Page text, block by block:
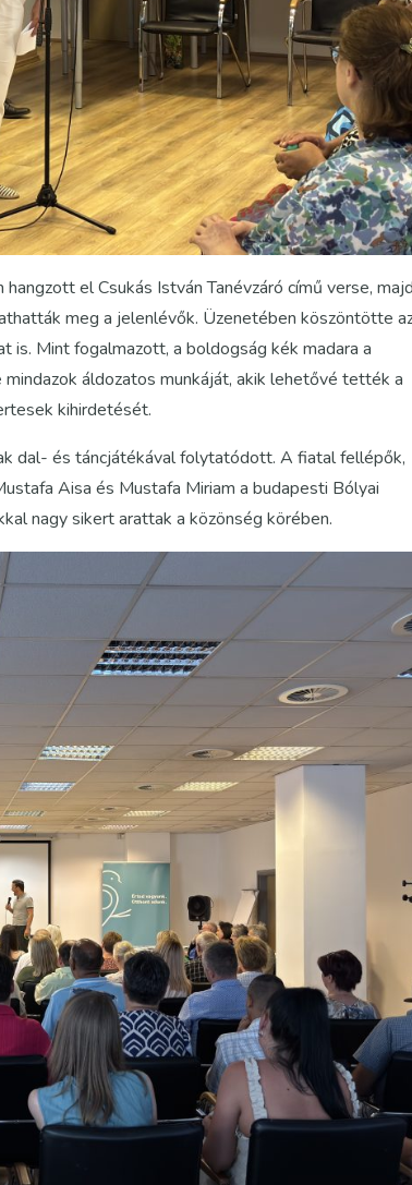
el Csukás István Tanévzáró című verse,
meg a jelenlévők. Üzenetében köszöntötte
is. Mint fogalmazott, a boldogság kék madara a
áldozatos munkáját, akik lehetővé tették a
kihirdetését.
dal- és táncjátékával folytatódott. A fiatal fellépők,
Aisa és Mustafa Miriam a budapesti Bólyai
nagy sikert arattak a közönség körében.